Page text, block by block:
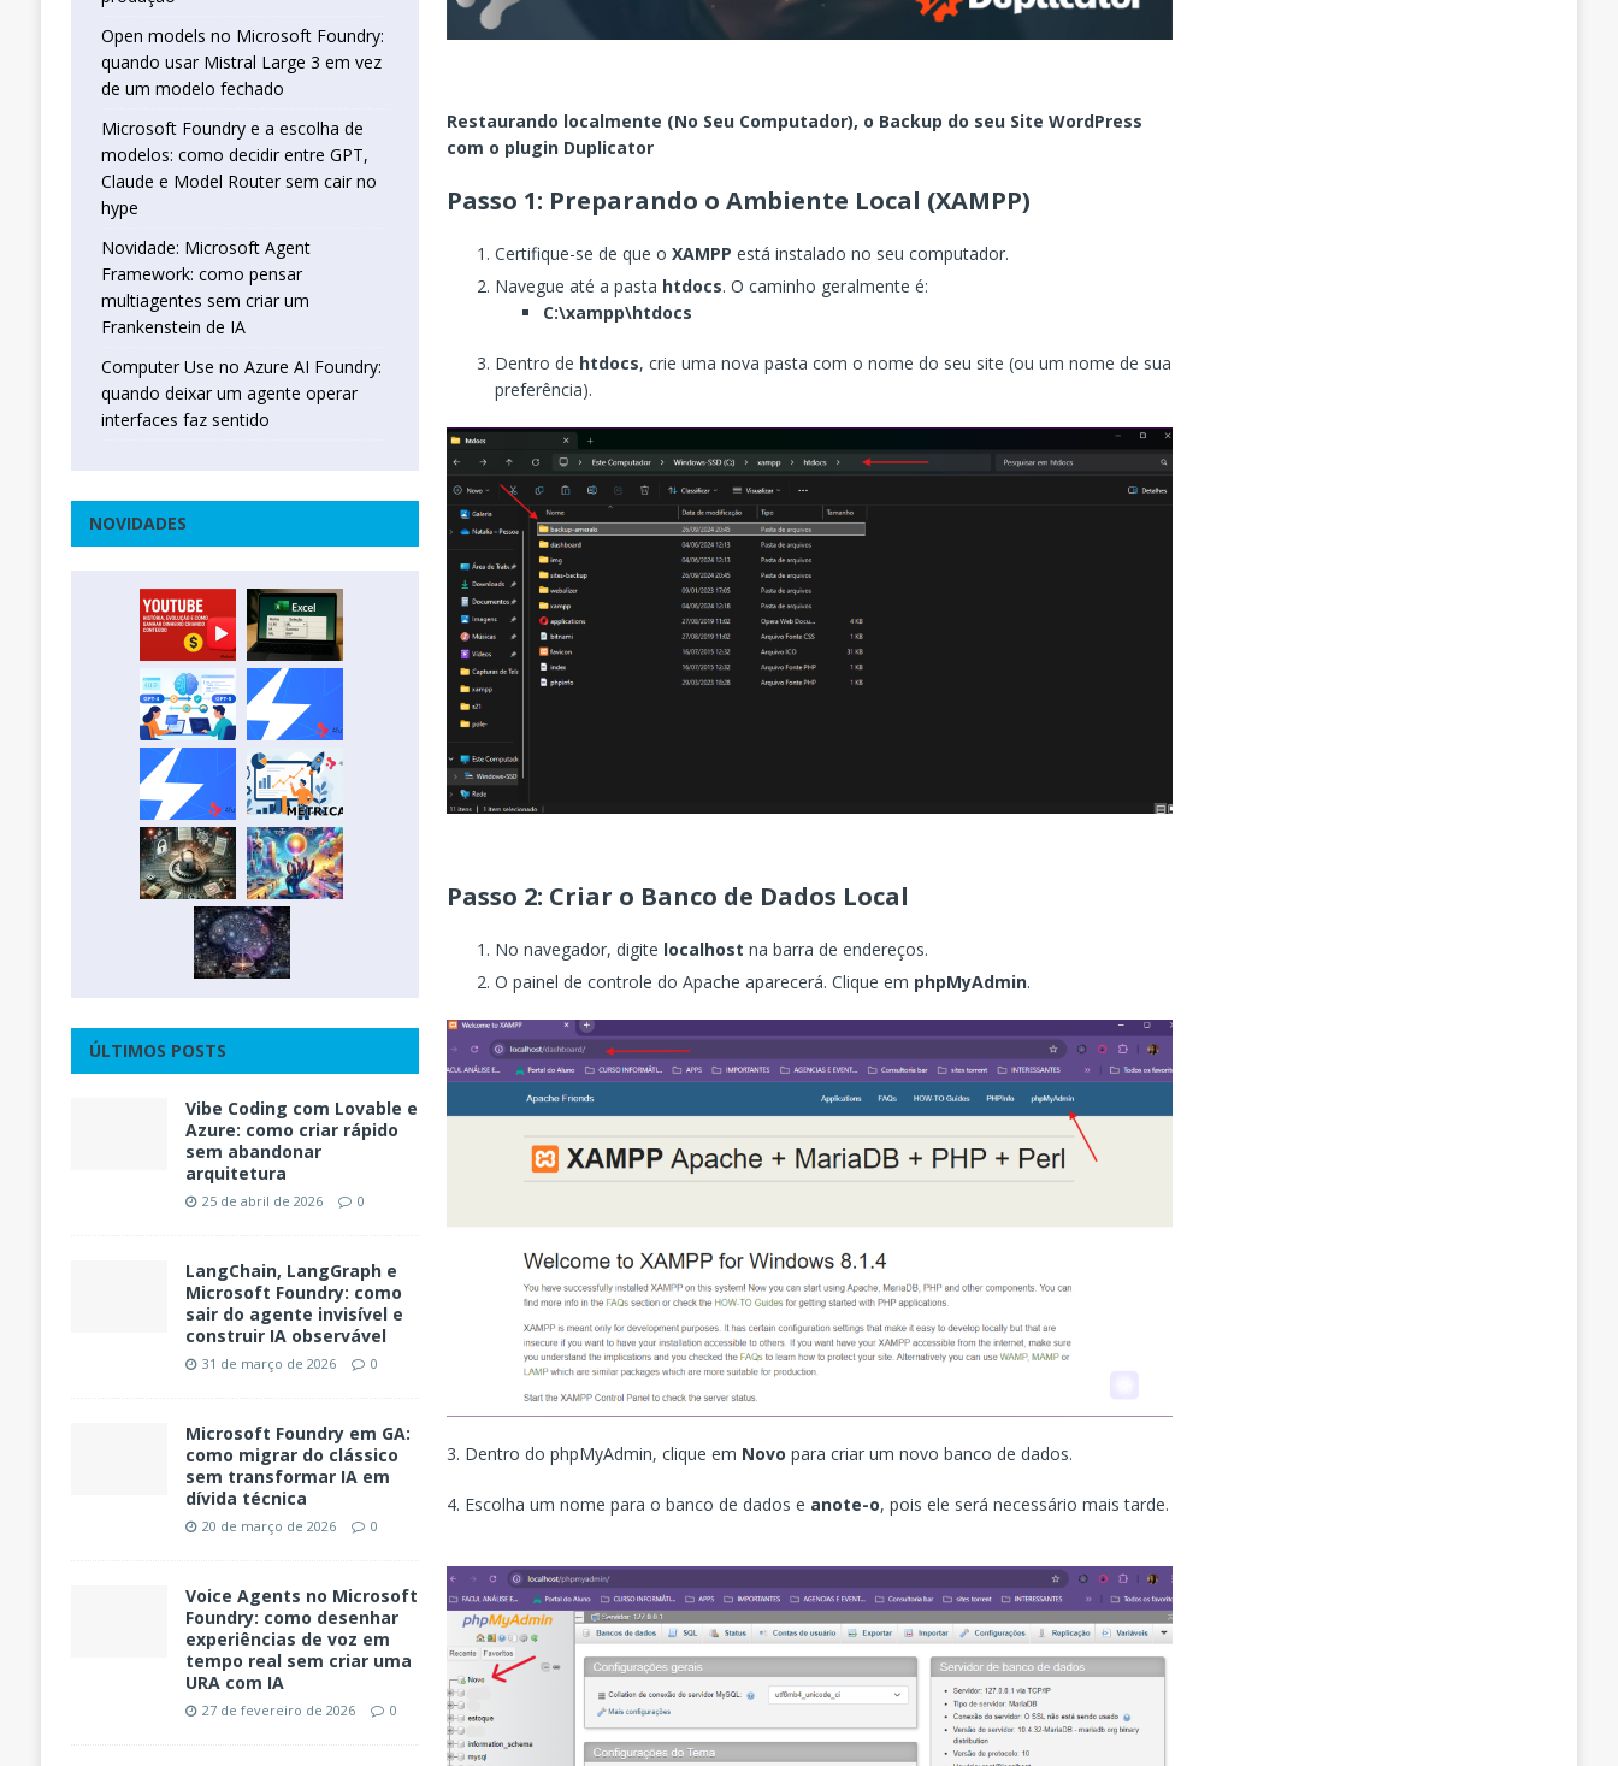
Restaurando localmente (No Seu Computador), o Backup do seu Site WordPress
com o plugin Duplicator
Passo 1: Preparando o Ambiente Local (XAMPP)
Certifique-se de que oXAMPP está instalado no seu computador.
Navegue até a pasta htdocs. O caminho geralmente é:
C:\xampp\htdocs
Dentro de htdocs, crie uma nova pasta com o nome do seu site (ou um nome de sua
preferência).
Passo 2: Criar o Banco de Dados Local
No navegador, digite localhost na barra de endereços.
O painel de controle do Apache aparecerá. Clique em phpMyAdmin.
3. Dentro do phpMyAdmin, clique em Novo para criar um novo banco de dados.
4. Escolha um nome para o banco de dados e anote-o, pois ele será necessário mais tarde.
Open models no Microsoft Foundry:
quando usar Mistral Large 3 em vez
de um modelo fechado
Microsoft Foundry e a escolha de
modelos: como decidir entre GPT,
Claude e Model Router sem cair no
hype
Novidade: Microsoft Agent
Framework: como pensar
multiagentes sem criar um
Frankenstein de IA
Computer Use no Azure AI Foundry:
quando deixar um agente operar
interfaces faz sentido
NOVIDADES
ÚLTIMOS POSTS
Vibe Coding com Lovable e
Azure: como criar rápido
sem abandonar
arquitetura
25 de abril de 2026 0
LangChain, LangGraph e
Microsoft Foundry: como
sair do agente invisível e
construir IA observável
31 de março de 2026 0
Microsoft Foundry em GA:
como migrar do clássico
sem transformar IA em
dívida técnica
20 de março de 2026 0
Voice Agents no Microsoft
Foundry: como desenhar
experiências de voz em
tempo real sem criar uma
URA com IA
27 de fevereiro de 2026 0